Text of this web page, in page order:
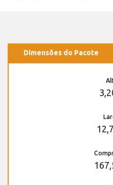
Dimensões do Pacote